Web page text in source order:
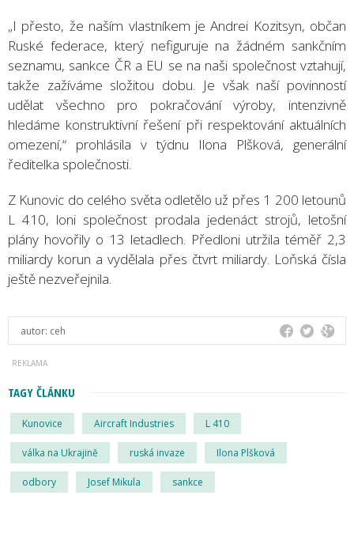
„I přesto, že naším vlastníkem je Andrei Kozitsyn, občan
Ruské federace, který nefiguruje na žádném sankčním
seznamu, sankce ČR a EU se na naši společnost vztahují,
takže zažíváme složitou dobu. Je však naší povinností
udělat všechno pro pokračování výroby, intenzivně
hledáme konstruktivní řešení při respektování aktuálních
omezení,“ prohlásila v týdnu Ilona Plšková, generální
ředitelka společnosti.
Z Kunovic do celého světa odletělo už přes 1 200 letounů
L 410, loni společnost prodala jedenáct strojů, letošní
plány hovořily o 13 letadlech. Předloni utržila téměř 2,3
miliardy korun a vydělala přes čtvrt miliardy. Loňská čísla
ještě nezveřejnila.
autor: ceh
TAGY ČLÁNKU
Kunovice Aircraft Industries L 410
válka na Ukrajině ruská invaze Ilona Plšková
odbory Josef Mikula sankce